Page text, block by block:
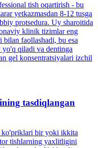
tish oqartirish - bu
yetkazmasdan 8-12 tusga
protsedura. Uy sharoitida
klinik tizimlar eng
faollashadi, bu esa
qiladi va dentinga
gel konsentratsiyalari izchil
tasdiqlangan
ko'priklari bir yoki ikkita
tishlarning yaxlitligini